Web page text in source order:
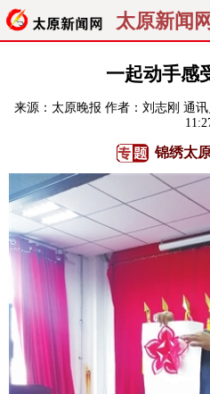
太原新闻网
聚焦
经济 关注
曝光
旅游 理财
看天下 晋月读
太原日报 太原晚报
一起动手感
来源： 太原晚报 作者：刘志刚 通
锦绣太